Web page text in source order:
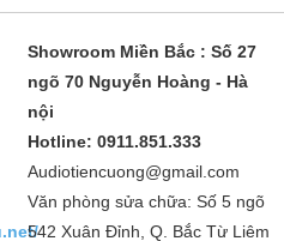
Showroom Miền Bắc : Số 27
ngõ 70 Nguyễn Hoàng - Hà
nội
Hotline: 0911.851.333
Audiotiencuong@gmail.com
Văn phòng sửa chữa: Số 5 ngõ
542 Xuân Đỉnh, Q. Bắc Từ Liêm